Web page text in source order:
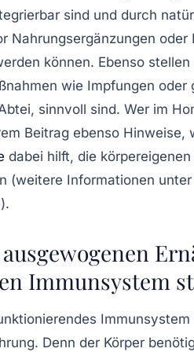
sind und durch
Nahrungsergänzungen oder
können. Ebenso stellen
wie Impfungen oder
sinnvoll sind. Wer im
Beitrag ebenso Hinweise,
dabei hilft, die körpereigenen
(weitere Informationen
).
Immunsystem
Immunsystem
Denn der Körper